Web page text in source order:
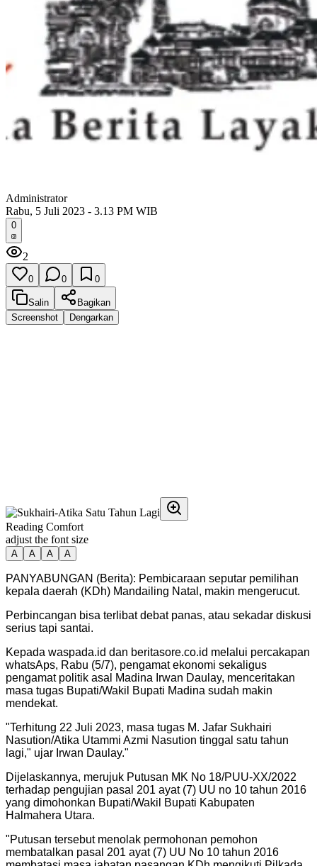
Administrator
Rabu, 5 Juli 2023 - 3.13 PM WIB
0
2
0 0 0
Salin
Bagikan
Screenshot
Dengarkan
Reading Comfort
adjust the font size
A A A A
PANYABUNGAN (Berita): Pembicaraan seputar pemilihan
kepala daerah (KDh) Mandailing Natal, makin mengerucut.
Perbincangan bisa terlibat debat panas, atau sekadar diskusi
serius tapi santai.
Kepada waspada.id dan beritasore.co.id melalui percakapan
whatsAps, Rabu (5/7), pengamat ekonomi sekaligus
pengamat politik asal Madina Irwan Daulay, menceritakan
masa tugas Bupati/Wakil Bupati Madina sudah makin
mendekat.
"Terhitung 22 Juli 2023, masa tugas M. Jafar Sukhairi
Nasution/Atika Utammi Azmi Nasution tinggal satu tahun
lagi," ujar Irwan Daulay."
Dijelaskannya, merujuk Putusan MK No 18/PUU-XX/2022
terhadap pengujian pasal 201 ayat (7) UU no 10 tahun 2016
yang dimohonkan Bupati/Wakil Bupati Kabupaten
Halmahera Utara.
"Putusan tersebut menolak permohonan pemohon
membatalkan pasal 201 ayat (7) UU No 10 tahun 2016